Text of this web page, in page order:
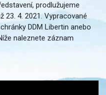
prodlužujeme
4. 2021. Vypracované
DDM Libertin anebo
naleznete záznam